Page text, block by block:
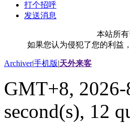
打个招呼
发送消息
本站所
如果您认为侵犯了您的利益
Archiver|手机版|天外来客
GMT+8,
second(s), 12